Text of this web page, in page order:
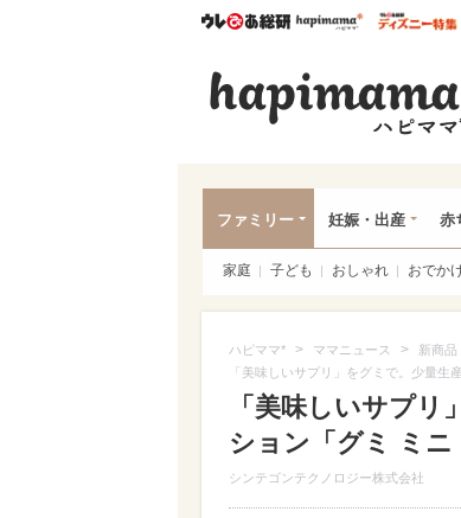
ウレぴあ総研ハピママ*
ファミリー 妊娠・出産 赤
家庭 子ども おしゃれ おでか
ハピママ* > ママニュース > 新商品
「美味しいサプリ」をグミで。少量
「美味しいサプ
ション「グミ ミ
シンテゴンテクノロジー株式会社